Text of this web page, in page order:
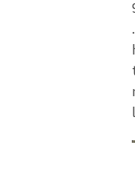
.
l